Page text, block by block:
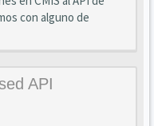
con alguno de
API